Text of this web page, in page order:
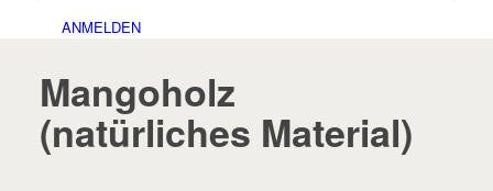
ANMELDEN
Mangoholz
(natürliches Material)